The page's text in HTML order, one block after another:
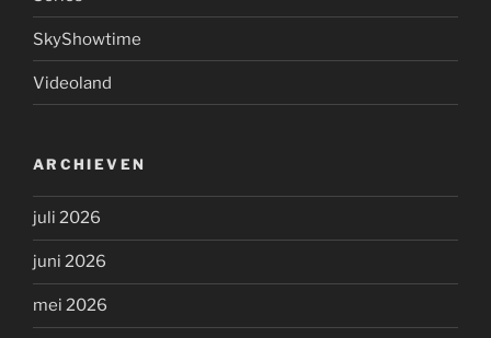
SkyShowtime
Videoland
ARCHIEVEN
juli 2026
juni 2026
mei 2026